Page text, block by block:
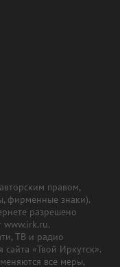
правом,
фирменные знаки).
разрешено
www.irk.ru.
ТВ и радио
«Твой Иркутск».
все меры,